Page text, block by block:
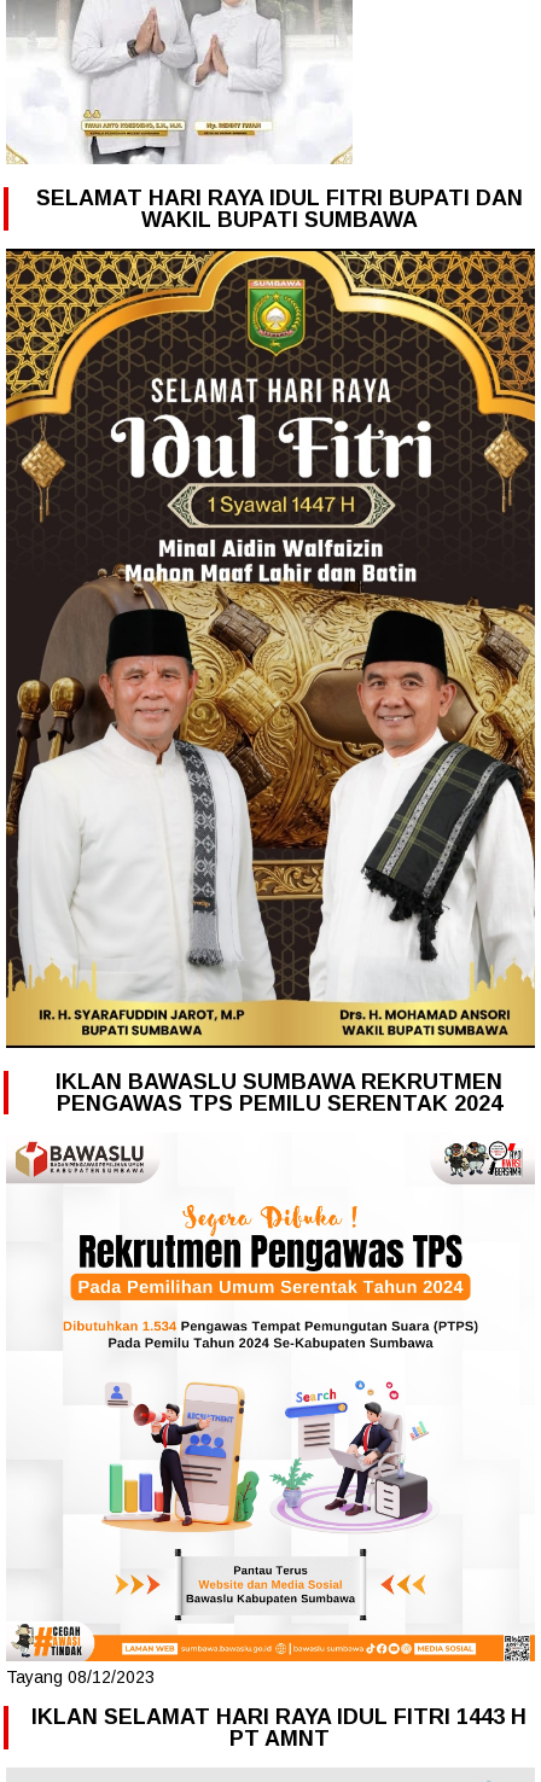
SELAMAT HARI RAYA IDUL FITRI BUPATI DAN
WAKIL BUPATI SUMBAWA
IKLAN BAWASLU SUMBAWA REKRUTMEN
PENGAWAS TPS PEMILU SERENTAK 2024
Tayang 08/12/2023
IKLAN SELAMAT HARI RAYA IDUL FITRI 1443 H
PT AMNT